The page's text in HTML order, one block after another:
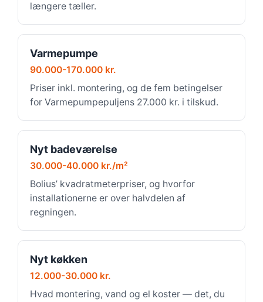
længere tæller.
Varmepumpe
90.000-170.000 kr.
Priser inkl. montering, og de fem betingelser
for Varmepumpepuljens 27.000 kr. i tilskud.
Nyt badeværelse
30.000-40.000 kr./m²
Bolius’ kvadratmeterpriser, og hvorfor
installationerne er over halvdelen af
regningen.
Nyt køkken
12.000-30.000 kr.
Hvad montering, vand og el koster — det, du